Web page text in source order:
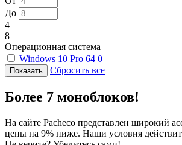
До
4
8
Операционная система
Windows 10 Pro 64 0
Сбросить все
Более 7 моноблоков!
На сайте Pacheco представлен широкий
цены на 9% ниже. Наши условия